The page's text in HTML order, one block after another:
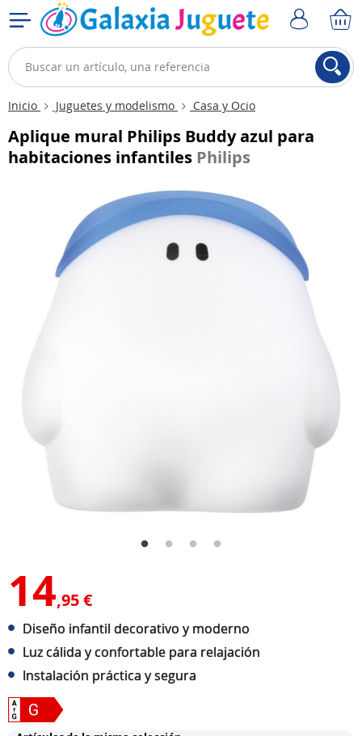
Inicio Juguetes y modelismo Casa y Ocio
Aplique mural Philips Buddy azul para
habitaciones infantiles Philips
14,95 €
Diseño infantil decorativo y moderno
Luz cálida y confortable para relajación
Instalación práctica y segura